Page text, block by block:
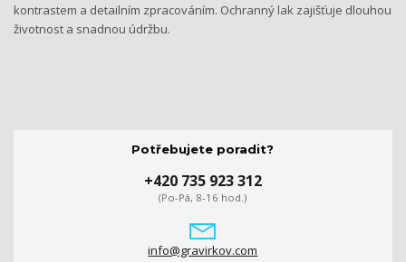
kontrastem a detailním zpracováním. Ochranný lak zajišťuje dlouhou
životnost a snadnou údržbu.
Potřebujete poradit?
+420 735 923 312
(Po-Pá, 8-16 hod.)
info@gravirkov.com